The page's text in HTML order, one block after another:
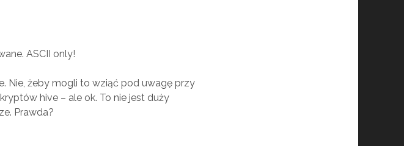
ASCII only!
Nie, żeby mogli to wziąć pod uwagę przy
hive – ale ok. To nie jest duży
Prawda?